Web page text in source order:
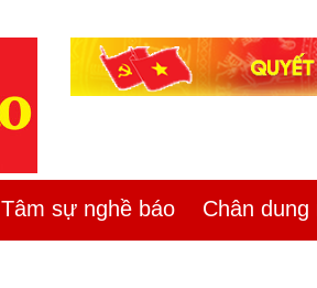
Tâm sự nghề báo Chân dung